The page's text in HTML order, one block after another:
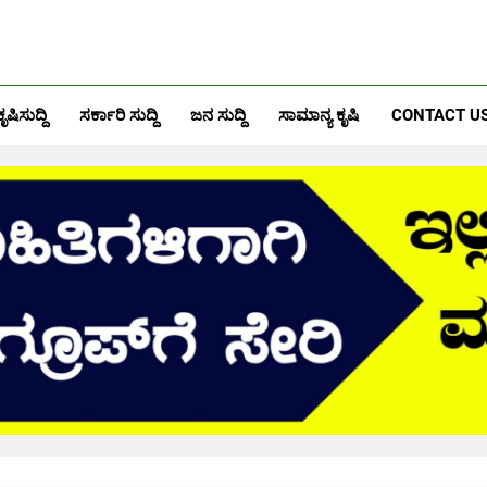
ಸರ್ಕಾರಿ ಸುದ್ದಿ ಜನ ಸುದ್ದಿ ಸಾಮಾನ್ಯ ಕೃಷಿ CONTACT